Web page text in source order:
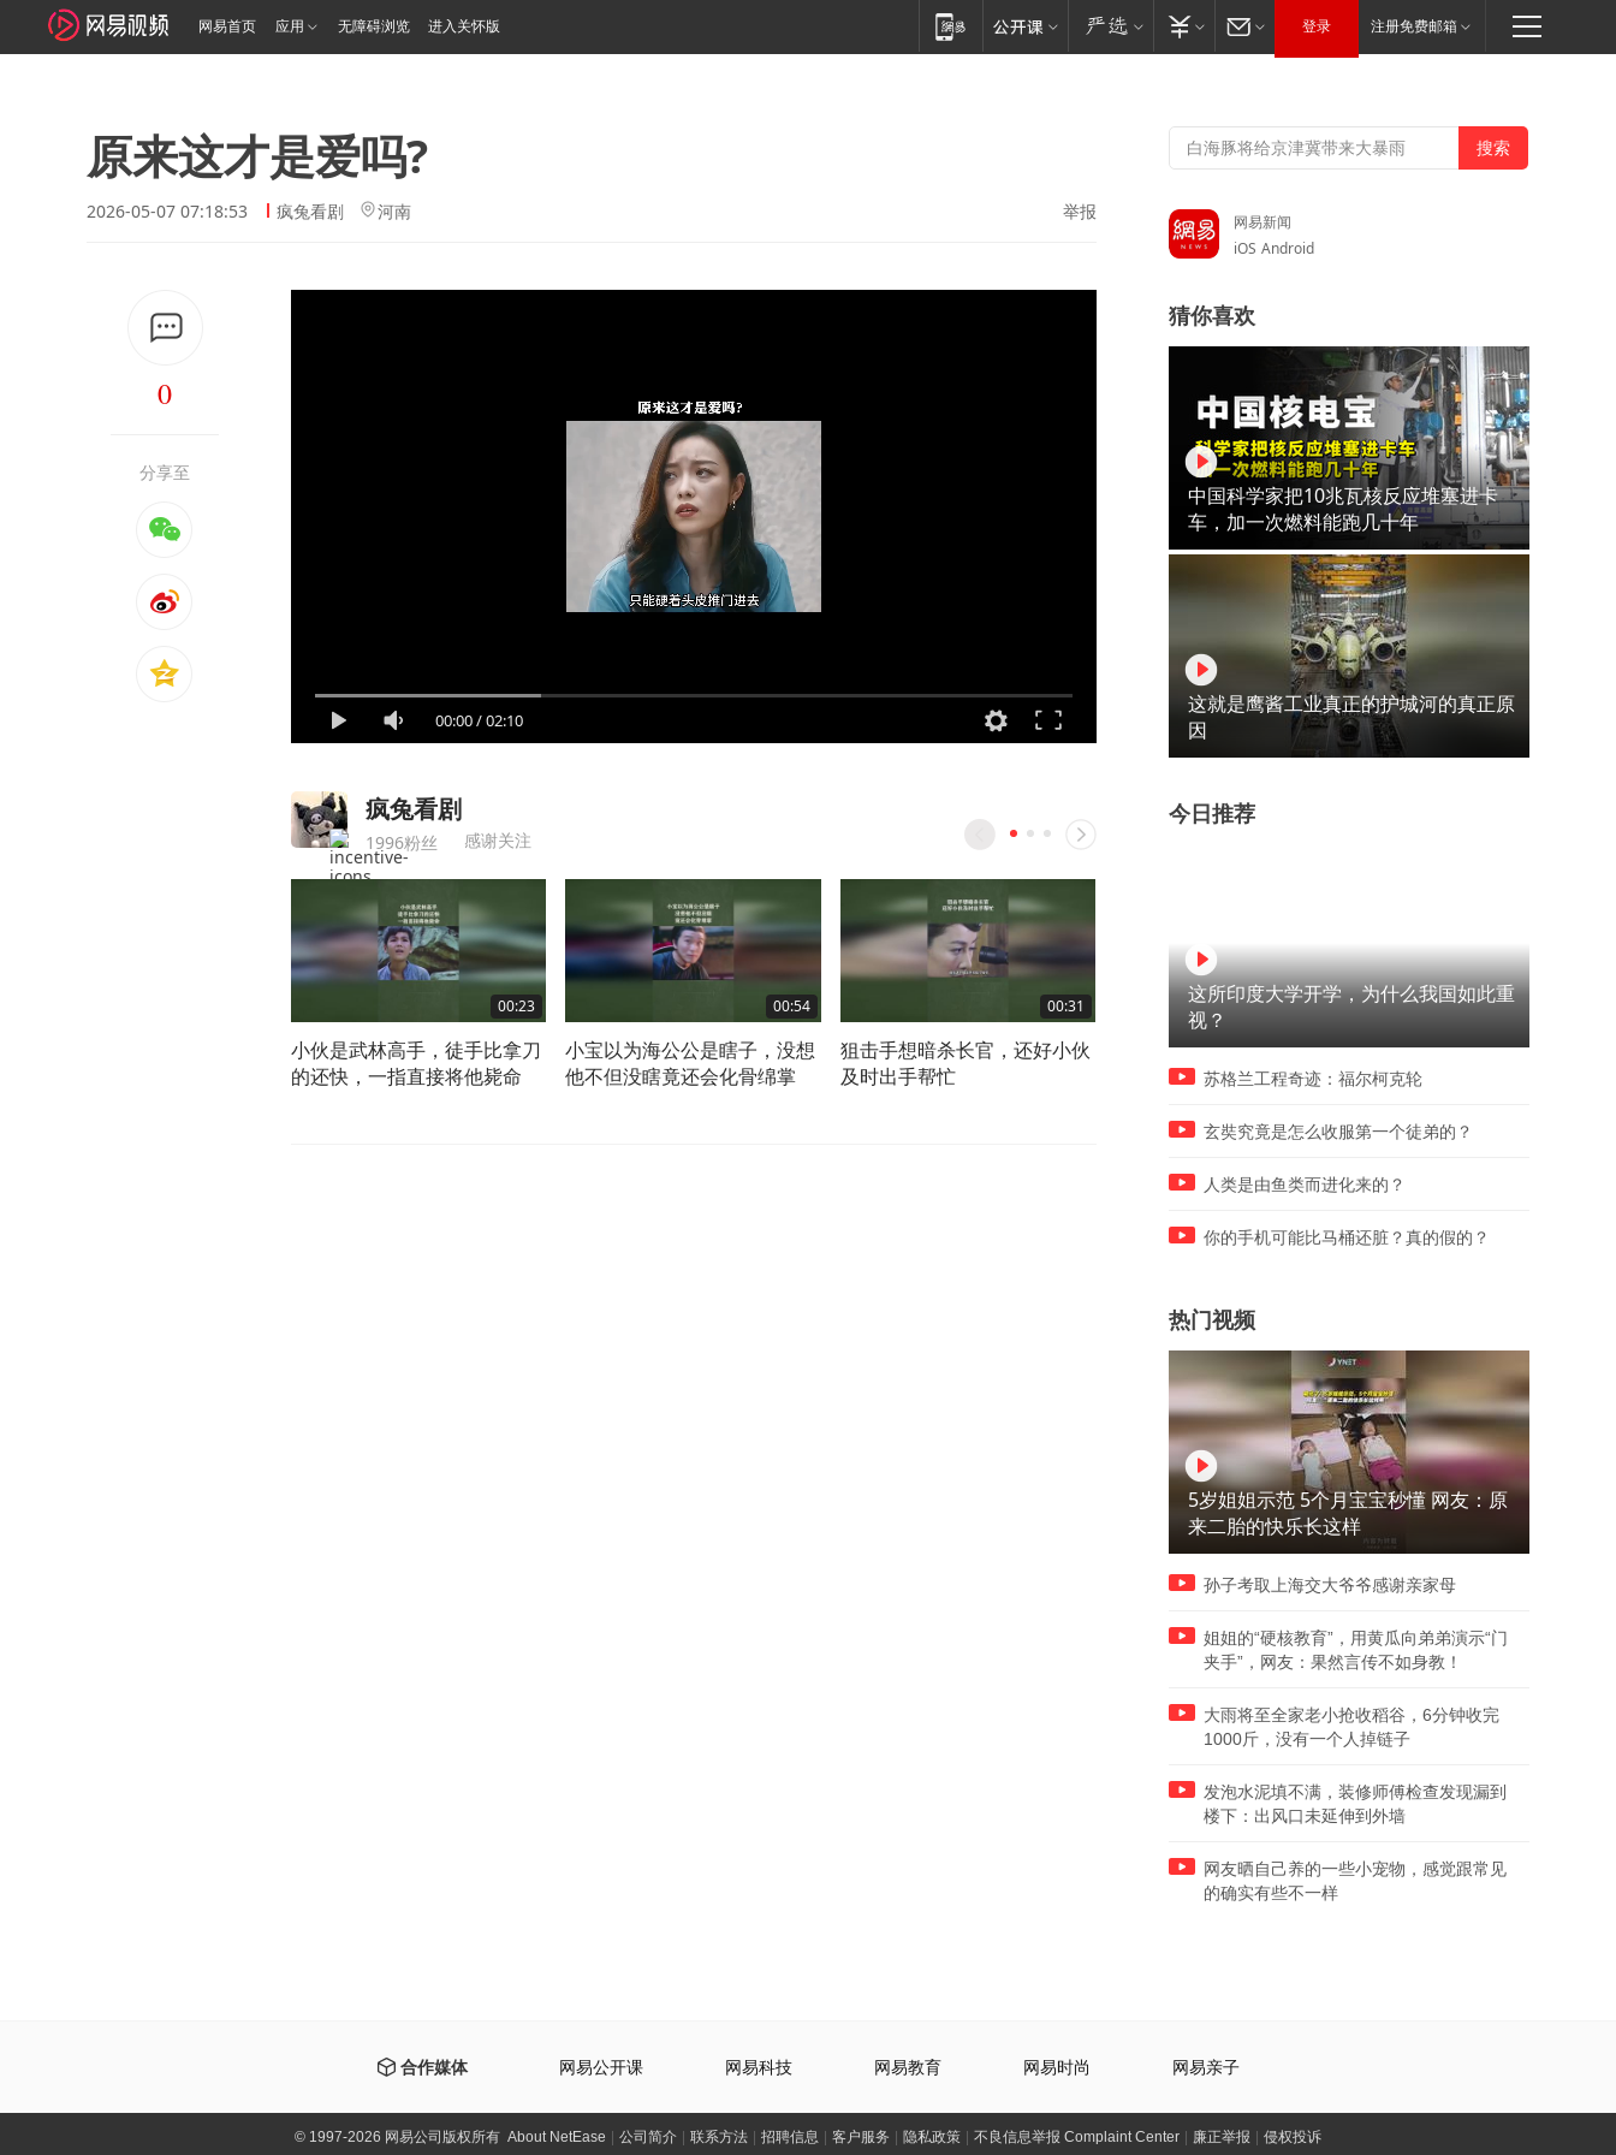
网易首页 应用 无障碍浏览 进入关怀版 登录 注册免费邮箱
原来这才是爱吗?
2026-05-07 07:18:53 疯兔看剧 河南 举报
0
分享至
00:00/02:10
疯兔看剧
1996粉丝 感谢关注
00:23
小伙是武林高手，徒手比拿刀
的还快，一指直接将他毙命
00:54
小宝以为海公公是瞎子，没想
他不但没瞎竟还会化骨绵掌
00:31
狙击手想暗杀长官，还好小伙
及时出手帮忙
00:42
狐狸引发雪崩山羊倒了大霉 国姓爷的传奇一生
网易新闻
iOS Android
猜你喜欢
中国科学家把10兆瓦核反应堆塞进卡
车，加一次燃料能跑几十年
这就是鹰酱工业真正的护城河的真正原
因
今日推荐
这所印度大学开学，为什么我国如此重
视？
苏格兰工程奇迹：福尔柯克轮
玄奘究竟是怎么收服第一个徒弟的？
人类是由鱼类而进化来的？
你的手机可能比马桶还脏？真的假的？
热门视频
5岁姐姐示范 5个月宝宝秒懂 网友：原
来二胎的快乐长这样
孙子考取上海交大爷爷感谢亲家母
姐姐的“硬核教育”，用黄瓜向弟弟演示“门
夹手”，网友：果然言传不如身教！
大雨将至全家老小抢收稻谷，6分钟收完
1000斤，没有一个人掉链子
发泡水泥填不满，装修师傅检查发现漏到
楼下：出风口未延伸到外墙
网友晒自己养的一些小宠物，感觉跟常见
的确实有些不一样
合作媒体 网易公开课 网易科技 网易教育 网易时尚 网易亲子
©1997-2026 网易公司版权所有 About NetEase 公司简介 联系方法 招聘信息 客户服务 隐私政策 不良信息举报 Complaint Center 廉正举报 侵权投诉